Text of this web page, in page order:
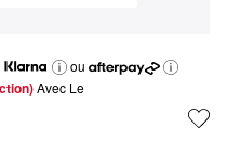
ou
Avec Le